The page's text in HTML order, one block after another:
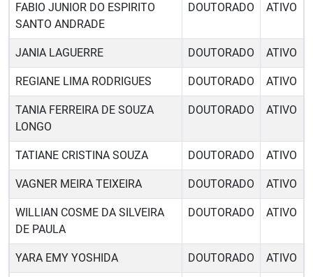
FABIO JUNIOR DO ESPIRITO
SANTO ANDRADE
DOUTORADO ATIVO
JANIA LAGUERRE DOUTORADO ATIVO
REGIANE LIMA RODRIGUES DOUTORADO ATIVO
TANIA FERREIRA DE SOUZA
LONGO
DOUTORADO ATIVO
TATIANE CRISTINA SOUZA DOUTORADO ATIVO
VAGNER MEIRA TEIXEIRA DOUTORADO ATIVO
WILLIAN COSME DA SILVEIRA
DE PAULA
DOUTORADO ATIVO
YARA EMY YOSHIDA DOUTORADO ATIVO